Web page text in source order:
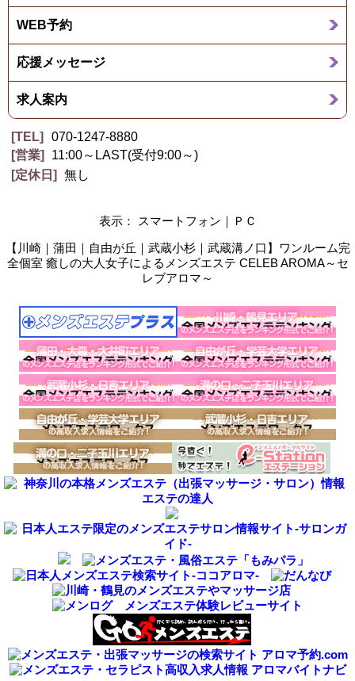
WEB予約
応援メッセージ
求人案内
TEL
070-1247-8880
営業
11:00～LAST(受付9:00～)
定休日
無し
表示： スマートフォン｜
ＰＣ
【川崎｜蒲田｜自由が丘｜武蔵小杉｜武蔵溝ノ口】ワンルーム完
全個室 癒しの大人女子によるメンズエステ CELEB AROMA～セ
レブアロマ～